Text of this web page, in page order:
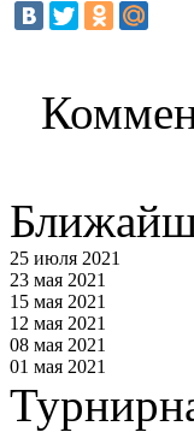
25 июля 2021
23 мая 2021
15 мая 2021
12 мая 2021
08 мая 2021
01 мая 2021